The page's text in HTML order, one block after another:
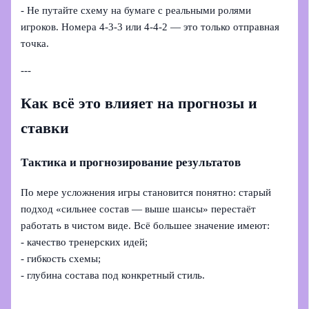
- Не путайте схему на бумаге с реальными ролями
игроков. Номера 4‑3‑3 или 4‑4‑2 — это только отправная
точка.
---
Как всё это влияет на прогнозы и
ставки
Тактика и прогнозирование результатов
По мере усложнения игры становится понятно: старый
подход «сильнее состав — выше шансы» перестаёт
работать в чистом виде. Всё большее значение имеют:
- качество тренерских идей;
- гибкость схемы;
- глубина состава под конкретный стиль.